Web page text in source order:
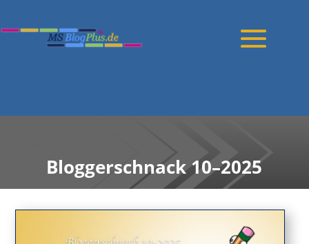
Bloggerschnack 10–2025